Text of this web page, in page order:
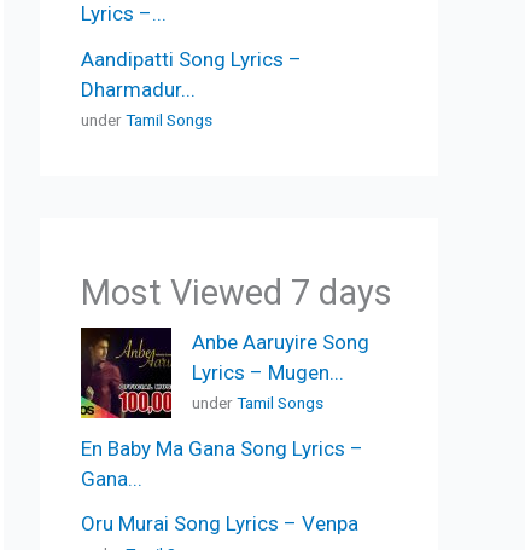
Lyrics –...
Aandipatti Song Lyrics –
Dharmadur...
underTamil Songs
Most Viewed 7 days
Anbe Aaruyire Song
Lyrics – Mugen...
underTamil Songs
En Baby Ma Gana Song Lyrics –
Gana...
Oru Murai Song Lyrics – Venpa